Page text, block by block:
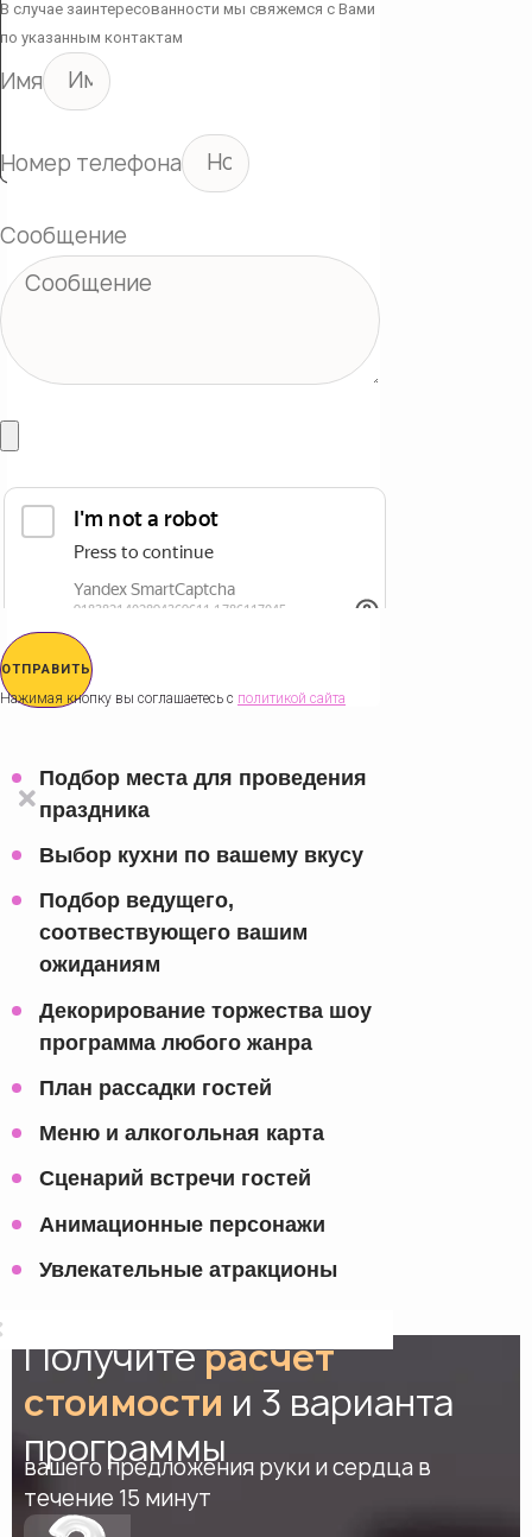
В случае заинтересованности мы свяжемся с Вами
по указанным контактам
Имя
Номер телефона
Сообщение
ОТПРАВИТЬ
Нажимая кнопку вы соглашаетесь с политикой сайта
Подбор места для проведения
праздника
Выбор кухни по вашему вкусу
Подбор ведущего,
соотвествующего вашим
ожиданиям
Декорирование торжества шоу
программа любого жанра
План рассадки гостей
Меню и алкогольная карта
Сценарий встречи гостей
Анимационные персонажи
Увлекательные атракционы
Получитерасчет
стоимости и 3 варианта
программы
вашего предложения руки и сердца в
течение 15 минут